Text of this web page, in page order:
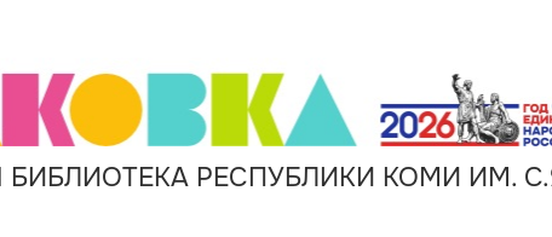
РЕСПУБЛИКИ КОМИ ИМ.